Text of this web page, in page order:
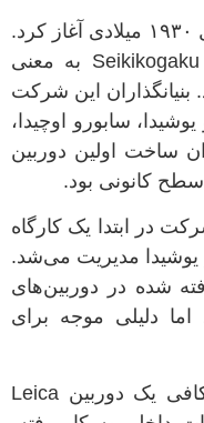
۱۹۳۰ میلادی آغاز کرد.
به معنی
. بنیانگذاران این شرکت
سابورو اوچیدا،
ساخت اولین دوربین
کانونی بود.
در ابتدا یک کارگاه
مدیریت می‌شد.
شده در دوربین‌های
اما دلیلی موجه برای
یک دوربین Leica